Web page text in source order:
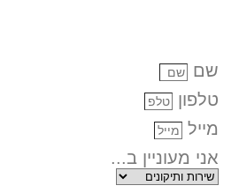
שם
טלפון
מייל
אני מעוניין ב...